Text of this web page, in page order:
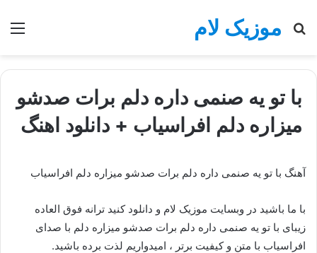
موزیک لام
جستجو
با تو یه صنمی داره دلم برات صدشو
میزاره دلم افراسیاب + دانلود اهنگ
آهنگ با تو یه صنمی داره دلم برات صدشو میزاره دلم افراسیاب
با ما باشید در وبسایت موزیک لام و دانلود کنید ترانه فوق العاده
زیبای با تو یه صنمی داره دلم برات صدشو میزاره دلم با صدای
افراسیاب با متن و کیفیت برتر ، امیدواریم لذت برده باشید.